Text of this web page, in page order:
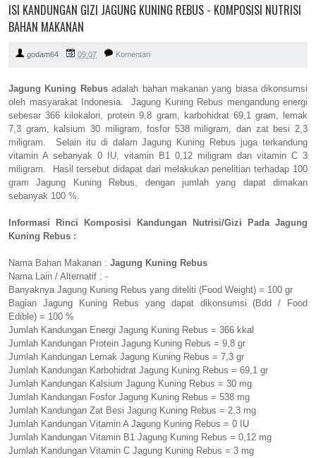
ISI KANDUNGAN GIZI JAGUNG KUNING REBUS - KOMPOSISI NUTRISI
BAHAN MAKANAN
godam64 09:07 Komentari
Jagung Kuning Rebusadalah bahan makanan yang biasa dikonsumsi
oleh masyarakat Indonesia. Jagung Kuning Rebus mengandung energi
sebesar 366 kilokalori, protein 9,8 gram, karbohidrat 69,1 gram, lemak
7,3 gram, kalsium 30 miligram, fosfor 538 miligram, dan zat besi 2,3
miligram. Selain itu di dalam Jagung Kuning Rebus juga terkandung
vitamin A sebanyak 0 IU, vitamin B1 0,12 miligram dan vitamin C 3
miligram. Hasil tersebut didapat dari melakukan penelitian terhadap 100
gram Jagung Kuning Rebus, dengan jumlah yang dapat dimakan
sebanyak 100 %.
Informasi Rinci Komposisi Kandungan Nutrisi/Gizi Pada Jagung
Kuning Rebus :
Nama Bahan Makanan : Jagung Kuning Rebus
Nama Lain / Alternatif : -
Banyaknya Jagung Kuning Rebus yang diteliti (Food Weight) = 100 gr
Bagian Jagung Kuning Rebus yang dapat dikonsumsi (Bdd / Food
Edible) = 100 %
Jumlah Kandungan Energi Jagung Kuning Rebus = 366 kkal
Jumlah Kandungan Protein Jagung Kuning Rebus = 9,8 gr
Jumlah Kandungan Lemak Jagung Kuning Rebus = 7,3 gr
Jumlah Kandungan Karbohidrat Jagung Kuning Rebus = 69,1 gr
Jumlah Kandungan Kalsium Jagung Kuning Rebus = 30 mg
Jumlah Kandungan Fosfor Jagung Kuning Rebus = 538 mg
Jumlah Kandungan Zat Besi Jagung Kuning Rebus = 2,3 mg
Jumlah Kandungan Vitamin A Jagung Kuning Rebus = 0 IU
Jumlah Kandungan Vitamin B1 Jagung Kuning Rebus = 0,12 mg
Jumlah Kandungan Vitamin C Jagung Kuning Rebus = 3 mg